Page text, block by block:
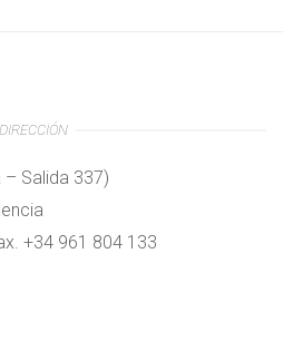
DIRECCIÓN
– Salida 337)
+34 961 804 133